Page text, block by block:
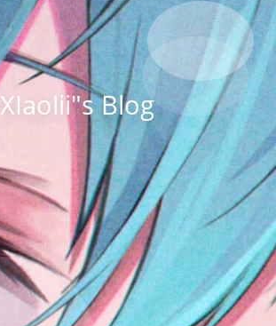
XIaolii"s Blog